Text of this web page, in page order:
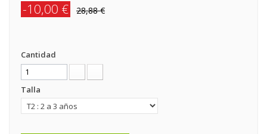
-10,00 € 28,88 €
Cantidad
Talla